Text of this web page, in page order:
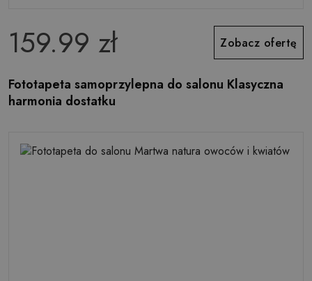
159.99 zł Zobacz ofertę
Fototapeta samoprzylepna do salonu Klasyczna
harmonia dostatku